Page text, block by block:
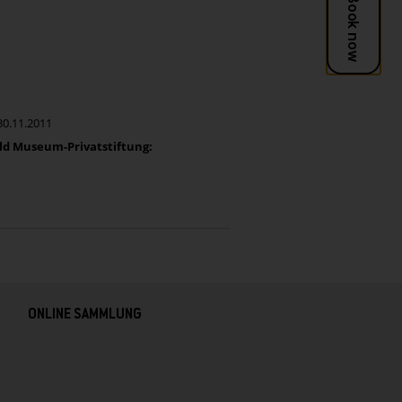
Museum-Privatstiftung:
ONLINE SAMMLUNG